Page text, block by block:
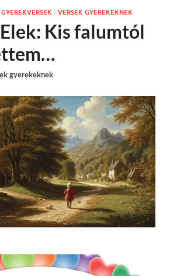
GYEREKVERSEK / VERSEK GYEREKEKNEK
Kis falumtól
gyerekeknek